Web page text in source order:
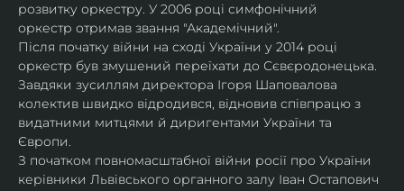
розвитку оркестру. У 2006 році симфонічний
оркестр отримав звання "Академічний".
Після початку війни на сході України у 2014 році
оркестр був змушений переїхати до Сєвєродонецька.
Завдяки зусиллям директора Ігоря Шаповалова
колектив швидко відродився, відновив співпрацю з
видатними митцями й диригентами України та
Європи.
З початком повномасштабної війни росії про України
керівники Львівського органного залу Іван Остапович